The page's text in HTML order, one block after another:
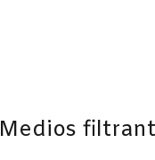
Medios